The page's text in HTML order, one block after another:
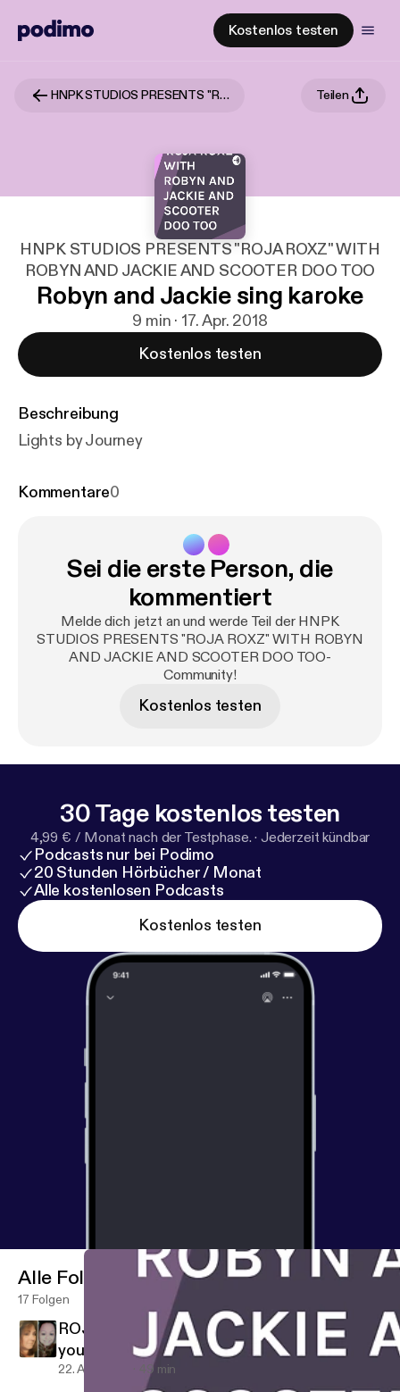
Kostenlos testen
HNPK STUDIOS PRESENTS "ROJA ROXZ" WITH ROBYN AND JACKIE AND SCOOTER DOO TOO Teilen
HNPK STUDIOS PRESENTS "ROJA ROXZ" WITH
ROBYN AND JACKIE AND SCOOTER DOO TOO
Robyn and Jackie sing karoke
9 min · 17. Apr. 2018
Kostenlos testen
Beschreibung
Lights by Journey
Kommentare0
Sei die erste Person, die
kommentiert
Melde dich jetzt an und werde Teil der HNPK
STUDIOS PRESENTS "ROJA ROXZ" WITH ROBYN
AND JACKIE AND SCOOTER DOO TOO-
Community!
Kostenlos testen
30 Tage kostenlos testen
4,99 € / Monat nach der Testphase. · Jederzeit kündbar
Podcasts nur bei Podimo
20 Stunden Hörbücher / Monat
Alle kostenlosen Podcasts
Kostenlos testen
Alle Folgen
17 Folgen
ROJA ROXZ PRESENTS Menapause and
you!! PERRRFECT TOGETHER!!
22. Apr. 2018 49 min